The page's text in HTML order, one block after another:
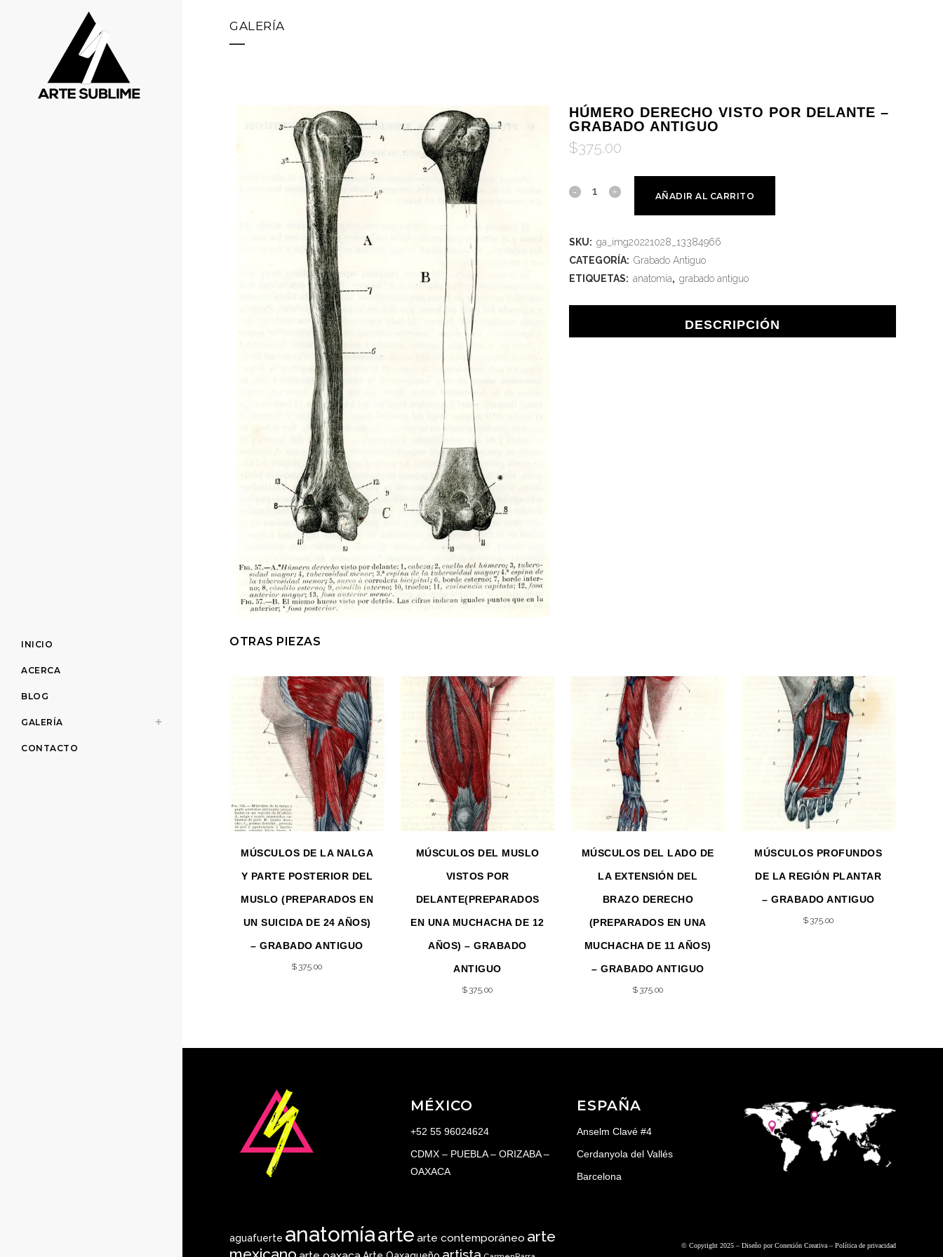
INICIO
ACERCA
BLOG
GALERÍA
CONTACTO
GALERÍA
HÚMERO DERECHO VISTO POR DELANTE –
GRABADO ANTIGUO
$375.00
AÑADIR AL CARRITO
SKU: ga_img20221028_13384966
CATEGORÍA: Grabado Antiguo
ETIQUETAS: anatomía, grabado antiguo
DESCRIPCIÓN
OTRAS PIEZAS
MÚSCULOS DE LA NALGA
Y PARTE POSTERIOR DEL
MUSLO (PREPARADOS EN
UN SUICIDA DE 24 AÑOS)
– GRABADO ANTIGUO
$ 375.00
MÚSCULOS DEL MUSLO
VISTOS POR
DELANTE(PREPARADOS
EN UNA MUCHACHA DE 12
AÑOS) – GRABADO
ANTIGUO
$ 375.00
MÚSCULOS DEL LADO DE
LA EXTENSIÓN DEL
BRAZO DERECHO
(PREPARADOS EN UNA
MUCHACHA DE 11 AÑOS)
– GRABADO ANTIGUO
$ 375.00
MÚSCULOS PROFUNDOS
DE LA REGIÓN PLANTAR
– GRABADO ANTIGUO
$ 375.00
MÉXICO
+52 55 96024624
CDMX – PUEBLA – ORIZABA –
OAXACA
ESPAÑA
Anselm Clavé #4
Cerdanyola del Vallés
Barcelona
aguafuerte anatomíaarte arte contemporáneo arte
© Copyright 2025 – Diseño porConexión Creativa – Política de privacidad